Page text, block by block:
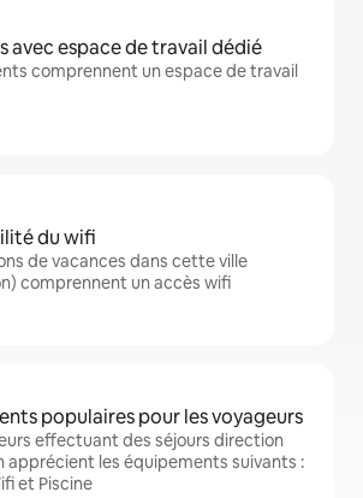
avec espace de travail dédié
comprennent un espace de travail
du wifi
de vacances dans cette ville
comprennent un accès wifi
populaires pour les voyageurs
effectuant des séjours direction
apprécient les équipements suivants :
et Piscine